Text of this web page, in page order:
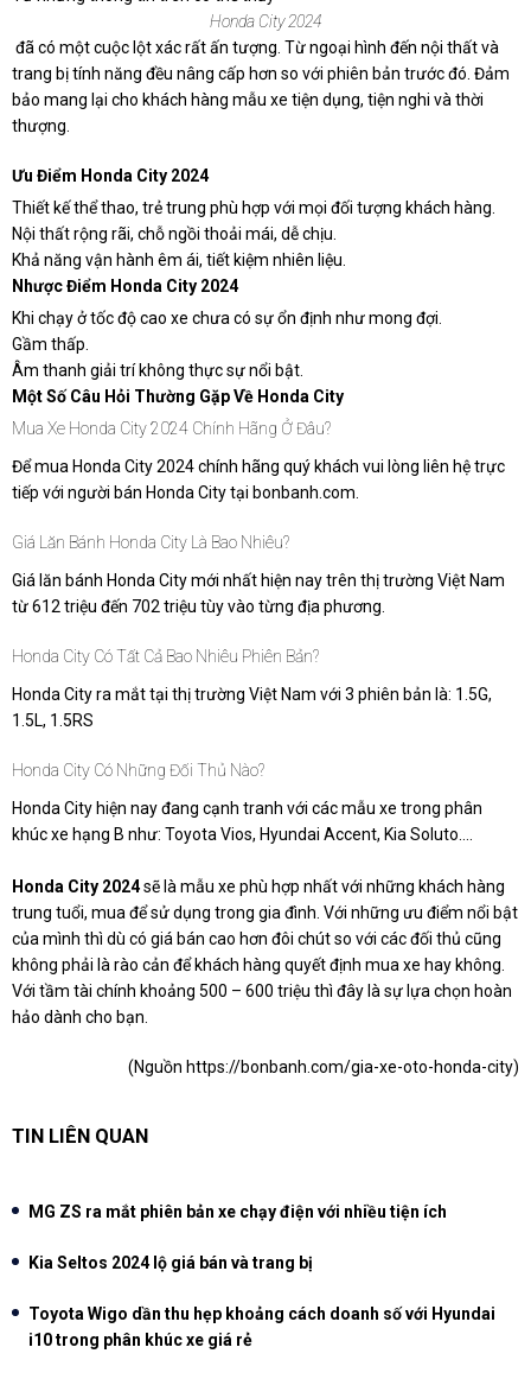
Honda City 2024
đã có một cuộc lột xác rất ấn tượng. Từ ngoại hình đến nội thất và
trang bị tính năng đều nâng cấp hơn so với phiên bản trước đó. Đảm
bảo mang lại cho khách hàng mẫu xe tiện dụng, tiện nghi và thời
thượng.
Ưu Điểm Honda City 2024
Thiết kế thể thao, trẻ trung phù hợp với mọi đối tượng khách hàng.
Nội thất rộng rãi, chỗ ngồi thoải mái, dễ chịu.
Khả năng vận hành êm ái, tiết kiệm nhiên liệu.
Nhược Điểm Honda City 2024
Khi chạy ở tốc độ cao xe chưa có sự ổn định như mong đợi.
Gầm thấp.
Âm thanh giải trí không thực sự nổi bật.
Một Số Câu Hỏi Thường Gặp Về Honda City
Mua Xe Honda City 2024 Chính Hãng Ở Đâu?
Để mua Honda City 2024 chính hãng quý khách vui lòng liên hệ trực
tiếp với người bán Honda City tại bonbanh.com.
Giá Lăn Bánh Honda City Là Bao Nhiêu?
Giá lăn bánh Honda City mới nhất hiện nay trên thị trường Việt Nam
từ 612 triệu đến 702 triệu tùy vào từng địa phương.
Honda City Có Tất Cả Bao Nhiêu Phiên Bản?
Honda City ra mắt tại thị trường Việt Nam với 3 phiên bản là: 1.5G,
1.5L, 1.5RS
Honda City Có Những Đối Thủ Nào?
Honda City hiện nay đang cạnh tranh với các mẫu xe trong phân
khúc xe hạng B như: Toyota Vios, Hyundai Accent, Kia Soluto….
Honda City 2024sẽ là mẫu xe phù hợp nhất với những khách hàng
trung tuổi, mua để sử dụng trong gia đình. Với những ưu điểm nổi bật
của mình thì dù có giá bán cao hơn đôi chút so với các đối thủ cũng
không phải là rào cản để khách hàng quyết định mua xe hay không.
Với tầm tài chính khoảng 500 – 600 triệu thì đây là sự lựa chọn hoàn
hảo dành cho bạn.
(Nguồn https://bonbanh.com/gia-xe-oto-honda-city)
TIN LIÊN QUAN
MG ZS ra mắt phiên bản xe chạy điện với nhiều tiện ích
Kia Seltos 2024 lộ giá bán và trang bị
Toyota Wigo dần thu hẹp khoảng cách doanh số với Hyundai
i10 trong phân khúc xe giá rẻ